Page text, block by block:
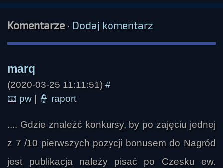
Komentarze· Dodaj komentarz
(2020-03-25 11:11:51) #
📧 pw 👮 raport
.... Gdzie znaleźć konkursy, by po zajęciu jednej
z 7 /10 pierwszych pozycji bonusem do Nagród
jest publikacja należy pisać po Czesku ew.